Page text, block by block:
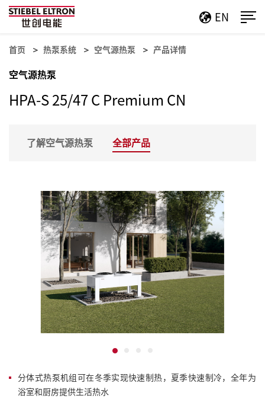
EN
首页 热泵系统 空气源热泵 产品详情
空气源热泵
HPA-S 25/47 C Premium CN
了解空气源热泵 全部产品
分体式热泵机组可在冬季实现快速制热，夏季快速制冷，全年为
浴室和厨房提供生活热水